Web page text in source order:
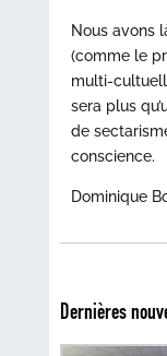
Nous avons
(comme le
multi-
sera plus
de
conscience.
Dominique
Dernières